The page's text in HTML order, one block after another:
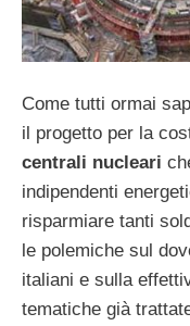
Come tutti ormai
il progetto per la
centrali nucleari
indipendenti
risparmiare tanti
le polemiche sul
italiani e sulla
tematiche già